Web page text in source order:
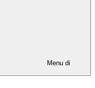
Menu di